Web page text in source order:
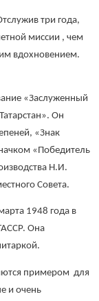
три года,
миссии , чем
вдохновением.
«Заслуженный
Он
«Знак
«Победитель
Н.И.
Совета.
1948 года в
Она
примером для
и очень